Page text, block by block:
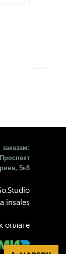
5к8​
insales
оплате